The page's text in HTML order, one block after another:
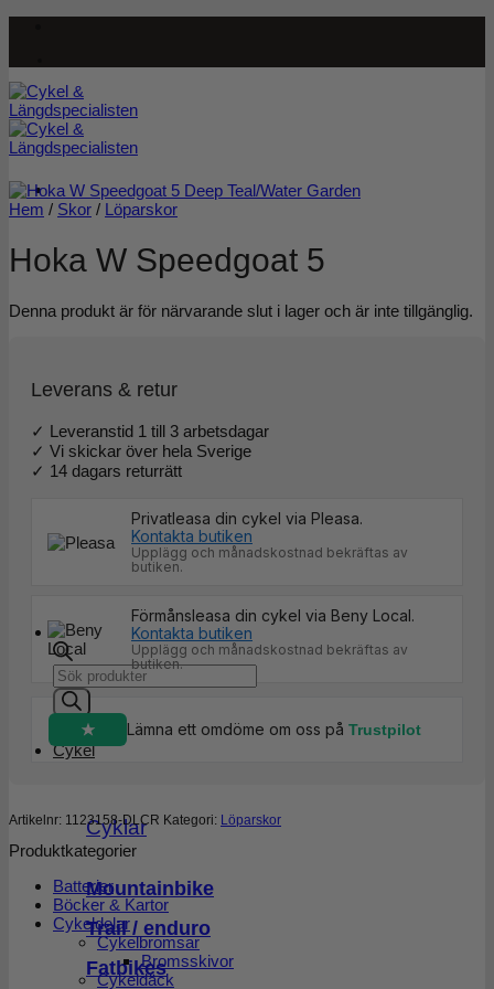
Products
search
Cykel
Cyklar
Mountainbike
Trail / enduro
Fatbikes
Hem / Skor / Löparskor
Hoka W Speedgoat 5
Denna produkt är för närvarande slut i lager och är inte tillgänglig.
Leverans & retur
✓ Leveranstid 1 till 3 arbetsdagar
✓ Vi skickar över hela Sverige
✓ 14 dagars returrätt
Privatleasa din cykel via Pleasa.
Kontakta butiken
Upplägg och månadskostnad bekräftas av
butiken.
Förmånsleasa din cykel via Beny Local.
Kontakta butiken
Upplägg och månadskostnad bekräftas av
butiken.
Lämna ett omdöme om oss på Trustpilot
Artikelnr: 1123158-DLCR Kategori: Löparskor
Produktkategorier
Batterier
Böcker & Kartor
Cykeldelar
Cykelbromsar
Bromsskivor
Cykeldäck